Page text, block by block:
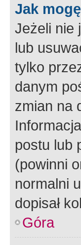
Jak
Jeżeli nie
lub
tylko
danym
zmian na
postu lub
(powinni
normalni
dopisał
Góra